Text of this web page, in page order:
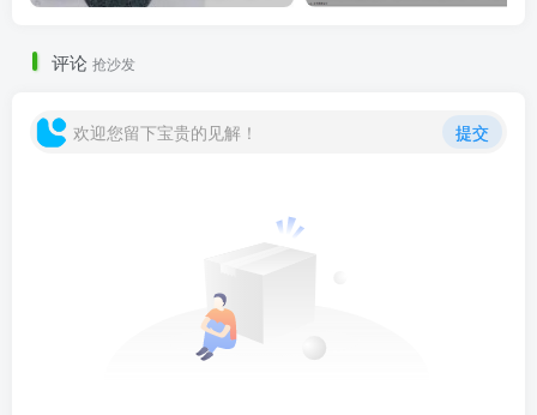
评论 抢沙发
欢迎您留下宝贵的见解！ 提交